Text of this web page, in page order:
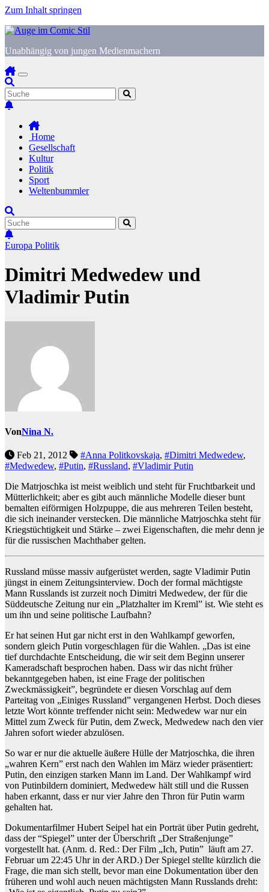
Zum Inhalt springen
Unabhängig von jungen Medienmachern
Home
Gesellschaft
Kultur
Politik
Sport
Weltenbummler
Europa Politik
Dimitri Medwedew und
Vladimir Putin
VonNina N.
Feb 21, 2012 #Anna Politkovskaja, #Dimitri Medwedew,
#Medwedew, #Putin, #Russland, #Vladimir Putin
Die Matrjoschka ist meist weiblich und steht für Fruchtbarkeit und
Mütterlichkeit; aber es gibt auch männliche Modelle dieser bunt
bemalten eiförmigen Holzpuppe, die aus mehreren Teilen besteht,
die sich ineinander verstecken. Die männliche Matrjoschka steht für
Kriegstüchtigkeit und Stärke – zwei Eigenschaften, die mehr denn je
für die russischen Machthaber gelten.
Russland müsse massiv aufgerüstet werden, sagte Vladimir Putin
jüngst in einem Zeitungsinterview. Doch der formal mächtigste
Mann Russlands ist zurzeit noch Dimitri Medwedew, der für die
Süddeutsche Zeitung nur ein „Platzhalter im Kreml” ist. Wie steht es
um ihn und seine politische Laufbahn?
Er hat seinen Hut gar nicht erst in den Wahlkampf geworfen,
sondern gleich Putin vorgeschlagen für die Wahlen. „Das ist eine
tief durchdachte Entscheidung, die wir seit dem Beginn unserer
Kameradschaft besprochen haben. Dass wir das nicht früher
bekanntgegeben haben, ist eine Frage der politischen
Zweckmässigkeit”, begründete er diesen Vorschlag auf dem
Parteitag von „Einiges Russland” vergangenen Herbst. Doch dieses
letzte Wort könnte treffender nicht sein: Medwedew war nur ein
Mittel zum Zweck für Putin, dem Zweck, Medwedew nach den vier
Jahren sofort wieder abzulösen.
So war er nur die aktuelle äußere Hülle der Matrjoschka, die ihren
„wahren Kern” erst nach den Wahlen im März wieder präsentiert:
Putin, den einzigen starken Mann im Land. Der Wahlkampf wird
von Putinbildern dominiert, Medwedew hält still und die Russen
haben erkannt, dass er nur vier Jahre den Thron für Putin warm
gehalten hat.
Dokumentarfilmer Hubert Seipel hat ein Porträt über Putin gedreht,
dass der “Spiegel” unter der Überschrift „Der Straßenjunge”
vorgestellt hat. (Anm. d. Red.: Der Film „Ich, Putin” läuft am 27.
Februar um 22:45 Uhr in der ARD.) Der Spiegel stellte kürzlich die
Frage, die man sich stellt, bevor man eine Dokumentation über den
früheren und wohl auch neuen mächtigsten Mann Russlands dreht: